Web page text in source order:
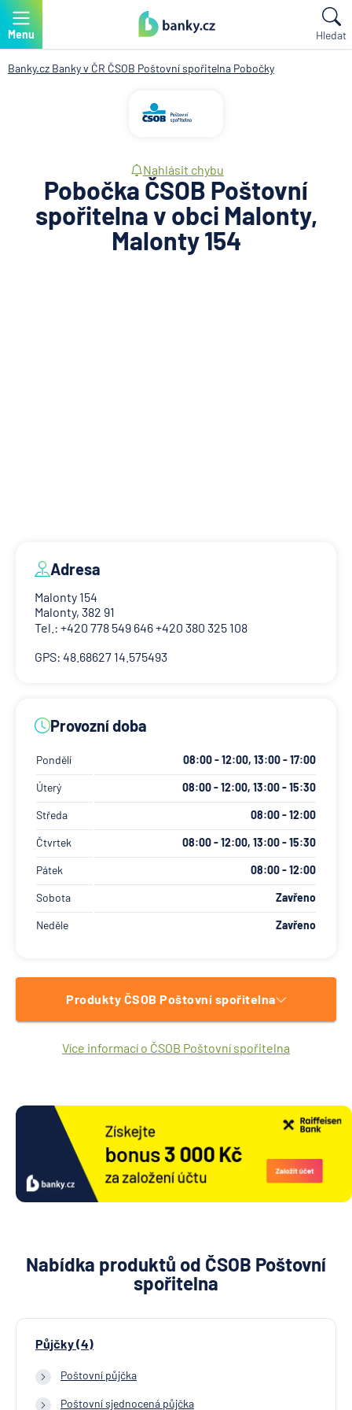
Menu Hledat
Banky.cz Banky v ČR ČSOB Poštovní spořitelna Pobočky
Nahlásit chybu
Pobočka ČSOB Poštovní
spořitelna v obci Malonty,
Malonty 154
Adresa
Malonty 154
Malonty, 382 91
Tel.: +420 778 549 646 +420 380 325 108
GPS: 48.68627 14.575493
Provozní doba
Pondělí 08:00 - 12:00, 13:00 - 17:00
Úterý 08:00 - 12:00, 13:00 - 15:30
Středa 08:00 - 12:00
Čtvrtek 08:00 - 12:00, 13:00 - 15:30
Pátek 08:00 - 12:00
Sobota Zavřeno
Neděle Zavřeno
Produkty ČSOB Poštovní spořitelna
Více informací o ČSOB Poštovní spořitelna
Nabídka produktů od ČSOB Poštovní
spořitelna
Půjčky (4)
Poštovní půjčka
Poštovní sjednocená půjčka